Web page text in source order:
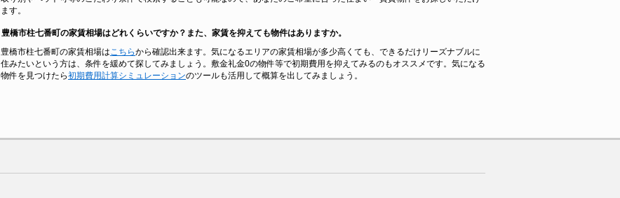
ます。
豊橋市柱七番町の家賃相場はどれくらいですか？また、家賃を抑えても物件はありますか。
豊橋市柱七番町の家賃相場は こちらから確認出来ます。気になるエリアの家賃相場が多少高くても、できるだけリーズナブルに
住みたいという方は、条件を緩めて探してみましょう。敷金礼金0の物件等で初期費用を抑えてみるのもオススメです。気になる
物件を見つけたら初期費用計算シミュレーションのツールも活用して概算を出してみましょう。